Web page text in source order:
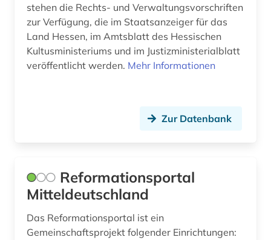
stehen die Rechts- und Verwaltungsvorschriften
zur Verfügung, die im Staatsanzeiger für das
Land Hessen, im Amtsblatt des Hessischen
Kultusministeriums und im Justizministerialblatt
veröffentlicht werden. Mehr Informationen
Zur Datenbank
Reformationsportal
Mitteldeutschland
Das Reformationsportal ist ein
Gemeinschaftsprojekt folgender Einrichtungen: